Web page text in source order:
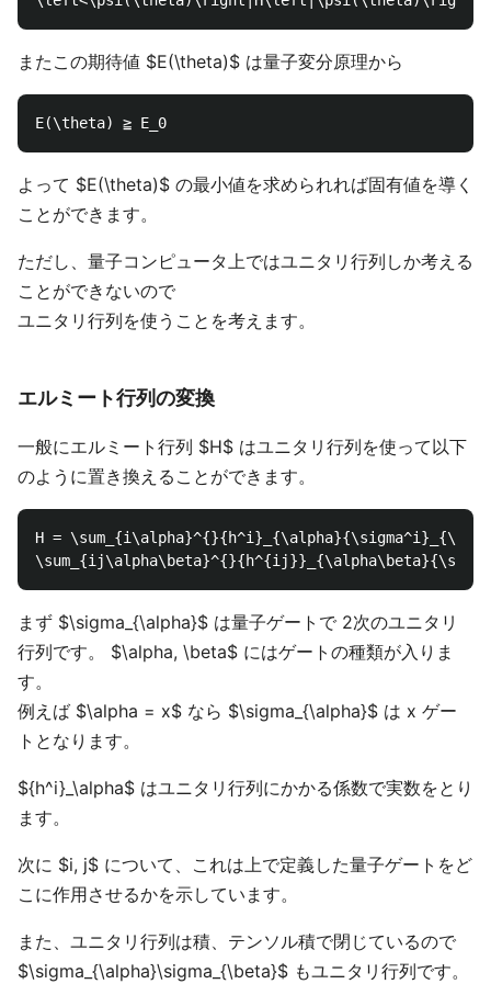
またこの期待値 $E(\theta)$ は量子変分原理から
よって $E(\theta)$ の最小値を求められれば固有値を導く
ことができます。
ただし、量子コンピュータ上ではユニタリ行列しか考える
ことができないので
ユニタリ行列を使うことを考えます。
エルミート行列の変換
一般にエルミート行列 $H$ はユニタリ行列を使って以下
のように置き換えることができます。
H =
まず $\sigma_{\alpha}$ は量子ゲートで 2次のユニタリ
行列です。 $\alpha, \beta$ にはゲートの種類が入りま
す。
例えば $\alpha = x$ なら $\sigma_{\alpha}$ は x ゲー
トとなります。
${h^i}_\alpha$ はユニタリ行列にかかる係数で実数をとり
ます。
次に $i, j$ について、これは上で定義した量子ゲートをど
こに作用させるかを示しています。
また、ユニタリ行列は積、テンソル積で閉じているので
$\sigma_{\alpha}\sigma_{\beta}$ もユニタリ行列です。